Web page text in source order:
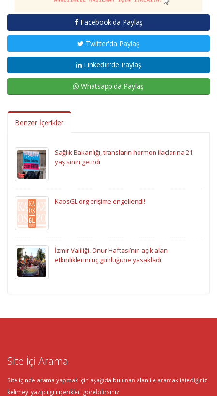
Facebook'da Paylaş
Twitter'da Paylaş
LinkedIn'de Paylaş
Whatsapp'da Paylaş
Benzer İçerikler
Sağlık Bakanlığı, transların hormon ilaçlarına 21
yaş sınırı getirdi
KaosGL.org erişime engellendi!
İzmir Valiliği, Onur Haftası’nın açık alan
etkinliklerini üç günlüğüne yasakladı
Site İçi Arama
Site içinde arama yapmak için aşağıda bulunan alan ile aramak istediğiniz
kelimeyi yazıp ilgili içerikleri görebilirsiniz.